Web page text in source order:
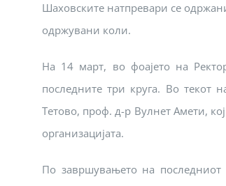
Шаховските натпревари се
одржувани коли.
На 14 март, во фоајето на
последните три круга. Во текот
Тетово, проф. д-р Вулнет Амети,
организацијата.
По завршувањето на последниот